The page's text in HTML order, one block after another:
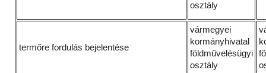
osztály
termőre fordulás bejelentése
vármegyei
kormányhivatal
földművelésügyi
osztály